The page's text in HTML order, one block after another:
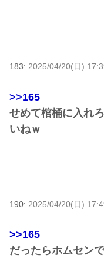
183: 2025/04/20(日)
>>165
せめて棺桶に入れ
いねｗ
190: 2025/04/20(日)
>>165
だったらホムセン